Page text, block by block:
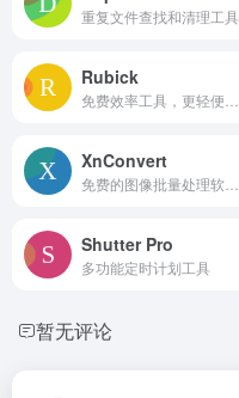
重复文件查找和清理工具
Rubick
XnConvert
Shutter Pro
多功能定时计划工具
暂无评论